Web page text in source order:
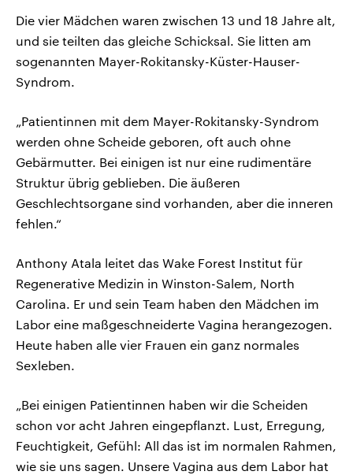
Die vier Mädchen waren zwischen 13 und 18 Jahre alt,
und sie teilten das gleiche Schicksal. Sie litten am
sogenannten Mayer-Rokitansky-Küster-Hauser-
Syndrom.
„Patientinnen mit dem Mayer-Rokitansky-Syndrom
werden ohne Scheide geboren, oft auch ohne
Gebärmutter. Bei einigen ist nur eine rudimentäre
Struktur übrig geblieben. Die äußeren
Geschlechtsorgane sind vorhanden, aber die inneren
fehlen.“
Anthony Atala leitet das Wake Forest Institut für
Regenerative Medizin in Winston-Salem, North
Carolina. Er und sein Team haben den Mädchen im
Labor eine maßgeschneiderte Vagina herangezogen.
Heute haben alle vier Frauen ein ganz normales
Sexleben.
„Bei einigen Patientinnen haben wir die Scheiden
schon vor acht Jahren eingepflanzt. Lust, Erregung,
Feuchtigkeit, Gefühl: All das ist im normalen Rahmen,
wie sie uns sagen. Unsere Vagina aus dem Labor hat